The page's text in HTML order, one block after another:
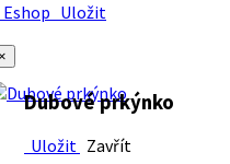
Uložit
Dubové prkýnko
Uložit Zavřít